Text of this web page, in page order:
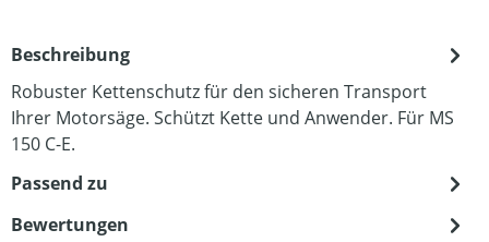
Beschreibung
Robuster Kettenschutz für den sicheren Transport
Ihrer Motorsäge. Schützt Kette und Anwender. Für MS
150 C-E.
Passend zu
Bewertungen